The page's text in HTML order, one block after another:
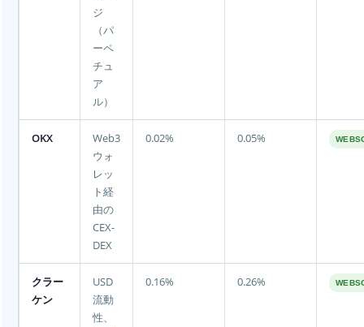
ジ
（パ
ーペ
チュ
ア
ル）
OKX
Web3
ウォ
レッ
ト経
由の
CEX-
DEX
0.02% 0.05%
クラー
ケン
USD
流動
性、
0.16% 0.26%